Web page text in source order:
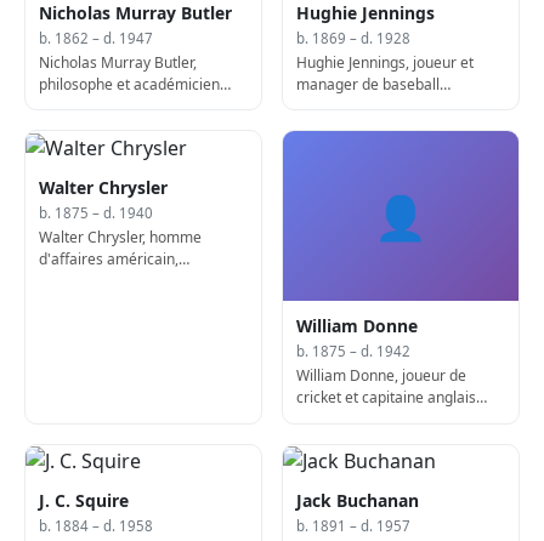
Nicholas Murray Butler
b. 1862 – d. 1947
Nicholas Murray Butler,
philosophe et académicien
Hughie Jennings
b. 1869 – d. 1928
Hughie Jennings, joueur et
manager de baseball
Walter Chrysler
b. 1875 – d. 1940
Walter Chrysler, homme
d'affaires américain,
👤
William Donne
b. 1875 – d. 1942
William Donne, joueur de
cricket et capitaine anglais
J. C. Squire
b. 1884 – d. 1958
Jack Buchanan
b. 1891 – d. 1957